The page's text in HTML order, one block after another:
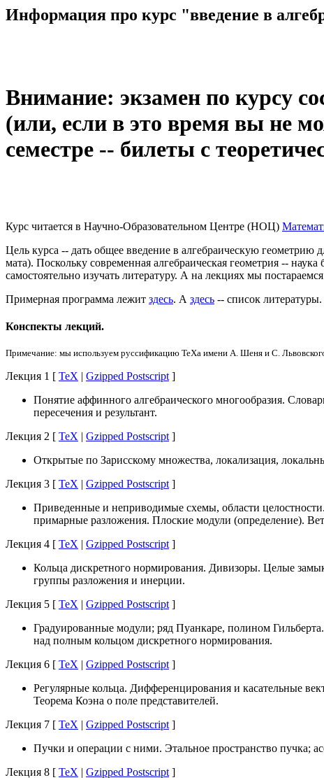
Информация про курс "введение в
Внимание: экзамен по курсу
(или, если в это время вы не
семестре -- билеты с
Курс читается в Научно-Образовательном Центре (НОЦ)
Цель курса -- дать общее введение в алгебраическую
мата). Поскольку современная алгебраическая геометрия --
самостоятельно изучать литературу. А на лекциях мы
Примерная программа лежит здесь. А здесь -- список литературы.
Конспекты лекций.
Примечание: мы используем руссификацию TeXа имени А. Шеня и С.
Лекция 1 [ TeX | Gzipped Postscript ]
Понятие аффинного алгебраического многообразия.
пересечения и результант.
Лекция 2 [ TeX | Gzipped Postscript ]
Открытые по Зарисскому множества, локализация,
Лекция 3 [ TeX | Gzipped Postscript ]
Приведенные и неприводимые схемы, области
примарные разложения. Плоские модули (определение).
Лекция 4 [ TeX | Gzipped Postscript ]
Кольца дискретного нормирования. Дивизоры. Целые
группы разложения и инерции.
Лекция 5 [ TeX | Gzipped Postscript ]
Градуированные модули; ряд Пуанкаре, полином
над полным кольцом дискретного нормирования.
Лекция 6 [ TeX | Gzipped Postscript ]
Регулярные кольца. Дифференцирования и касательные
Теорема Коэна о поле представителей.
Лекция 7 [ TeX | Gzipped Postscript ]
Пучки и операции с ними. Этальное пространство пучка;
Лекция 8 [ TeX | Gzipped Postscript ]